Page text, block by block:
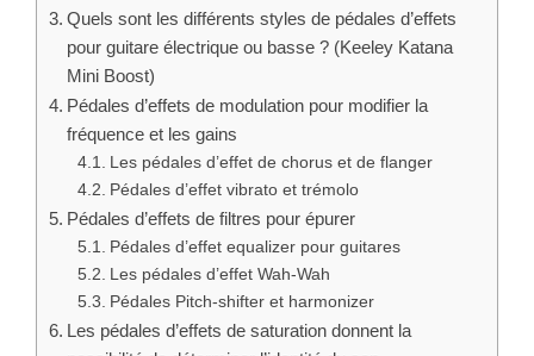
Quels sont les différents styles de pédales d’effets
pour guitare électrique ou basse ? (Keeley Katana
Mini Boost)
Pédales d’effets de modulation pour modifier la
fréquence et les gains
Les pédales d’effet de chorus et de flanger
Pédales d’effet vibrato et trémolo
Pédales d’effets de filtres pour épurer
Pédales d’effet equalizer pour guitares
Les pédales d’effet Wah-Wah
Pédales Pitch-shifter et harmonizer
Les pédales d’effets de saturation donnent la